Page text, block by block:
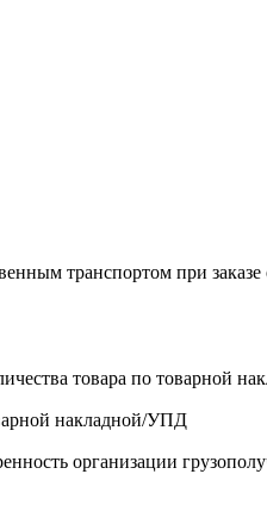
транспортом при заказе
товара по товарной
накладной/УПД
организации